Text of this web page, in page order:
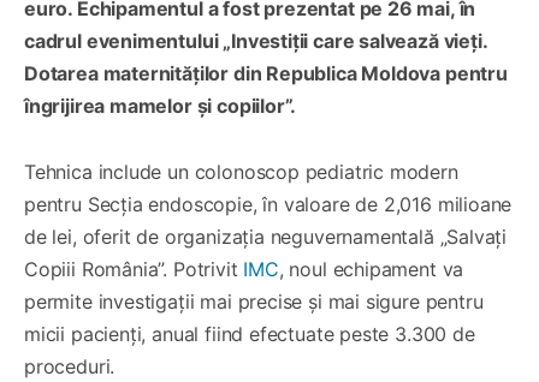
euro. Echipamentul a fost prezentat pe 26 mai, în
cadrul evenimentului „Investiții care salvează vieți.
Dotarea maternităților din Republica Moldova pentru
îngrijirea mamelor și copiilor”.
Tehnica include un colonoscop pediatric modern
pentru Secția endoscopie, în valoare de 2,016 milioane
de lei, oferit de organizația neguvernamentală „Salvați
Copiii România”. Potrivit IMC, noul echipament va
permite investigații mai precise și mai sigure pentru
micii pacienți, anual fiind efectuate peste 3.300 de
proceduri.